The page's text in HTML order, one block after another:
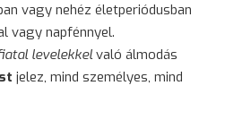
vagy nehéz életperiódusban
vagy napfénnyel.
levelekkelvaló álmodás
jelez, mind személyes, mind